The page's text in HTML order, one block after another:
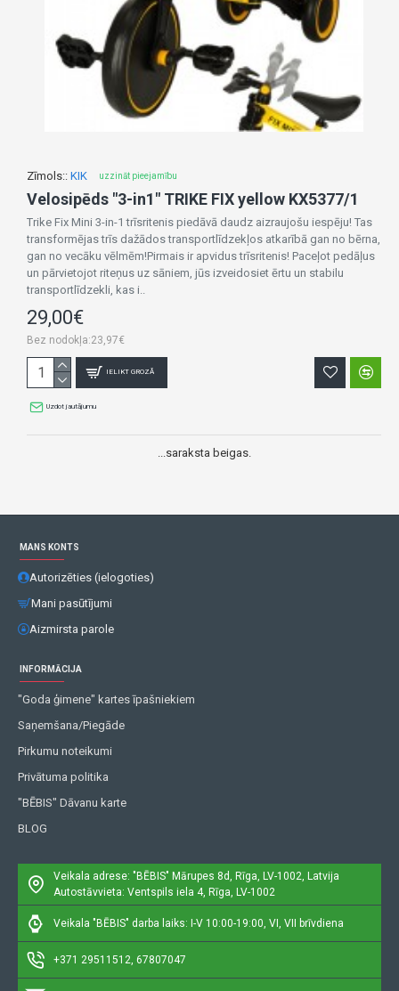
Zīmols:: KIK uzzināt pieejamību
Velosipēds "3-in1" TRIKE FIX yellow KX5377/1
Trike Fix Mini 3-in-1 trīsritenis piedāvā daudz aizraujošu iespēju! Tas
transformējas trīs dažādos transportlīdzekļos atkarībā gan no bērna,
gan no vecāku vēlmēm!Pirmais ir apvidus trīsritenis! Paceļot pedāļus
un pārvietojot riteņus uz sāniem, jūs izveidosiet ērtu un stabilu
transportlīdzekli, kas i..
29,00€
Bez nodokļa:23,97€
IELIKT GROZĀ
Uzdot jautājumu
...saraksta beigas.
MANS KONTS
Autorizēties (ielogoties)
Mani pasūtījumi
Aizmirsta parole
INFORMĀCIJA
"Goda ģimene" kartes īpašniekiem
Saņemšana/Piegāde
Pirkumu noteikumi
Privātuma politika
"BĒBIS" Dāvanu karte
BLOG
Veikala adrese: "BĒBIS" Mārupes 8d, Rīga, LV-1002, Latvija
Autostāvvieta: Ventspils iela 4, Rīga, LV-1002
Veikala "BĒBIS" darba laiks: I-V 10:00-19:00, VI, VII brīvdiena
+371 29511512, 67807047